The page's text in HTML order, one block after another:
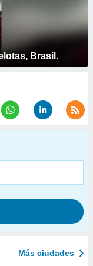
Brasil.
Más ciudades